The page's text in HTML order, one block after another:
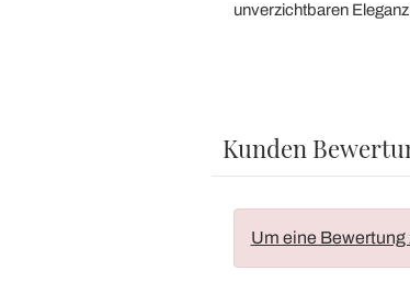
unverzichtbaren
Kunden
Um eine